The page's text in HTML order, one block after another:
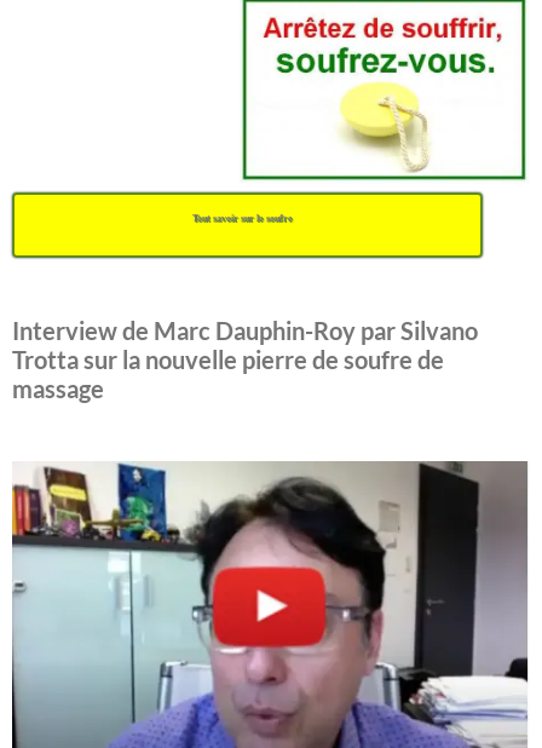
Tout savoir sur le soufre
Interview de Marc Dauphin-Roy par Silvano
Trotta sur la nouvelle pierre de soufre de
massage